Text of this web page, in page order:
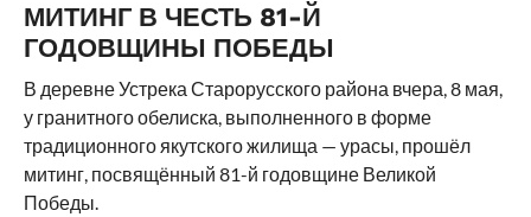
МИТИНГ В ЧЕСТЬ 81-Й
ГОДОВЩИНЫ ПОБЕДЫ
В деревне Устрека Старорусского района вчера, 8 мая,
у гранитного обелиска, выполненного в форме
традиционного якутского жилища — урасы, прошёл
митинг, посвящённый 81-й годовщине Великой
Победы.